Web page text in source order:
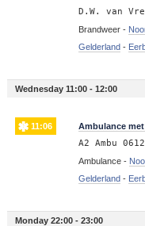
D.W. van
Brandweer -
Gelderland-
Wednesday 11:00 - 12:00
11:06 Ambulance
A2 Ambu
Ambulance -
Gelderland-
Monday 22:00 - 23:00